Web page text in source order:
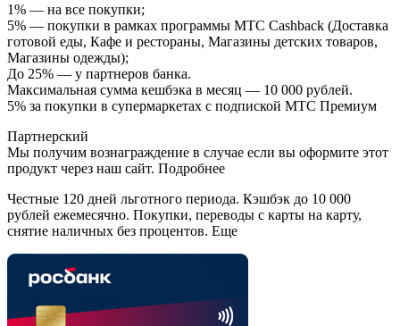
1% — на все покупки;
5% — покупки в рамках программы МТС Cashback (Доставка
готовой еды, Кафе и рестораны, Магазины детских товаров,
Магазины одежды);
До 25% — у партнеров банка.
Максимальная сумма кешбэка в месяц — 10 000 рублей.
5% за покупки в супермаркетах с подпиской МТС Премиум
Партнерский
Мы получим вознаграждение в случае если вы оформите этот
продукт через наш сайт. Подробнее
Честные 120 дней льготного периода. Кэшбэк до 10 000
рублей ежемесячно. Покупки, переводы с карты на карту,
снятие наличных без процентов. Еще